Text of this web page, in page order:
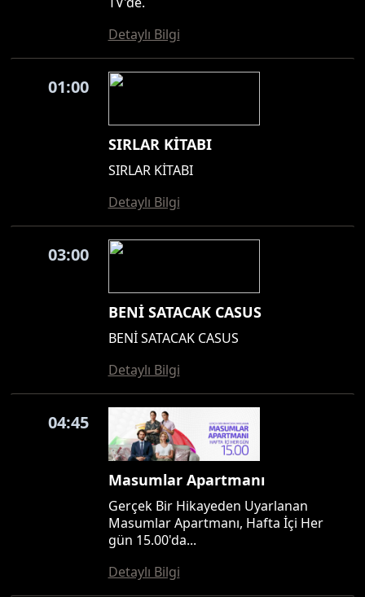
Detaylı Bilgi
01:00
SIRLAR KİTABI
SIRLAR KİTABI
Detaylı Bilgi
03:00
BENİ SATACAK CASUS
BENİ SATACAK CASUS
Detaylı Bilgi
04:45
Masumlar Apartmanı
Gerçek Bir Hikayeden Uyarlanan
Masumlar Apartmanı, Hafta İçi Her
gün 15.00'da...
Detaylı Bilgi